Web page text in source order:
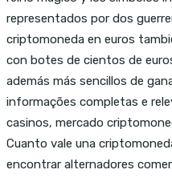
representados por dos
criptomoneda en euros
con botes de cientos de
además más sencillos de
informações completas e
casinos, mercado
Cuanto vale una
encontrar alternadores